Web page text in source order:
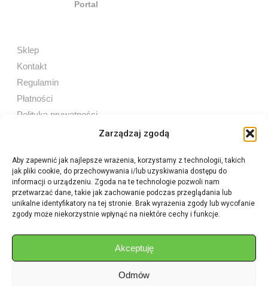
Zarządzaj zgodą
Aby zapewnić jak najlepsze wrażenia, korzystamy z technologii, takich
jak pliki cookie, do przechowywania i/lub uzyskiwania dostępu do
informacji o urządzeniu. Zgoda na te technologie pozwoli nam
przetwarzać dane, takie jak zachowanie podczas przeglądania lub
unikalne identyfikatory na tej stronie. Brak wyrażenia zgody lub wycofanie
zgody może niekorzystnie wpłynąć na niektóre cechy i funkcje.
Akceptuję
Odmów
Sklep
Kontakt
Regulamin
Płatności
Polityka prywatności
Sprzedaż internetowa
Tel:605 603 753
Sprzedaż detaliczna
aukcje.agrohurt@gmail.com